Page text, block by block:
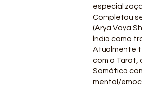
Completou
(Arya Vaya
Índia como
Atualmente
com o Tarot,
Somática
mental/